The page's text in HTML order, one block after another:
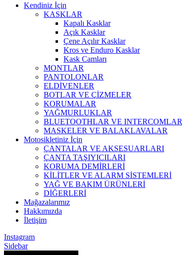
Kendiniz İçin
KASKLAR
Kapalı Kasklar
Açık Kasklar
Çene Açılır Kasklar
Kros ve Enduro Kasklar
Kask Camları
MONTLAR
PANTOLONLAR
ELDİVENLER
BOTLAR VE ÇİZMELER
KORUMALAR
YAĞMURLUKLAR
BLUETOOTHLAR VE INTERCOMLAR
MASKELER VE BALAKLAVALAR
Motosikletiniz İçin
ÇANTALAR VE AKSESUARLARI
ÇANTA TAŞIYICILARI
KORUMA DEMİRLERİ
KİLİTLER VE ALARM SİSTEMLERİ
YAĞ VE BAKIM ÜRÜNLERİ
DİĞERLERİ
Mağazalarımız
Hakkımızda
İletişim
Instagram
Sidebar